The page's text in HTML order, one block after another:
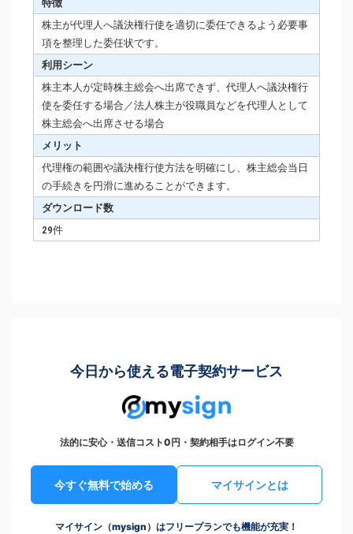
特徴
株主が代理人へ議決権行使を適切に委任できるよう必要事
項を整理した委任状です。
利用シーン
株主本人が定時株主総会へ出席できず、代理人へ議決権行
使を委任する場合／法人株主が役職員などを代理人として
株主総会へ出席させる場合
メリット
代理権の範囲や議決権行使方法を明確にし、株主総会当日
の手続きを円滑に進めることができます。
ダウンロード数
29件
今日から使える電子契約サービス
法的に安心・送信コスト0円・契約相手はログイン不要
今すぐ無料で始める マイサインとは
マイサイン（mysign）はフリープランでも機能が充実！